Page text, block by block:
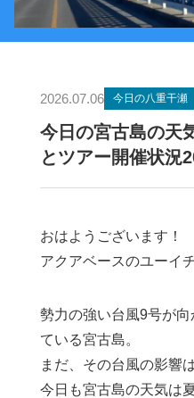
2026.07.06 今日の八重干瀬
今日の宮古島の天
とツアー開催状況
おはようございます！
アクアベースのユーイ
勢力の強い台風9号が
ている宮古島。
まだ、その台風の影響
今日も宮古島の天気は